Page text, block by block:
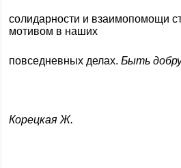
солидарности и взаимопомощи
мотивом в наших
повседневных делах.Быть
Корецкая Ж.